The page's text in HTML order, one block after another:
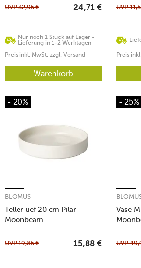
Nur noch 1 Stück auf Lager -
Lieferung in 1-2 Werktagen
UVP32,95 € 24,71 €
Preis inkl. MwSt. zzgl. Versand
Warenkorb
UVP
Preis
- 20%
Teller tief 20 cm Pilar
Moonbeam
BLOMUS
UVP19,85 € 15,88 €
- 25%
Vase
UVP